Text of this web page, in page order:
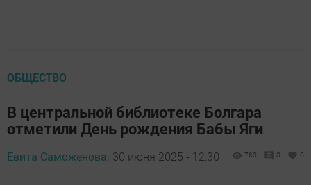
ОБЩЕСТВО
В центральной библиотеке Болгара
отметили День рождения Бабы Яги
Евита Саможенова, 30 июня 2025 - 12:30 760 0 0